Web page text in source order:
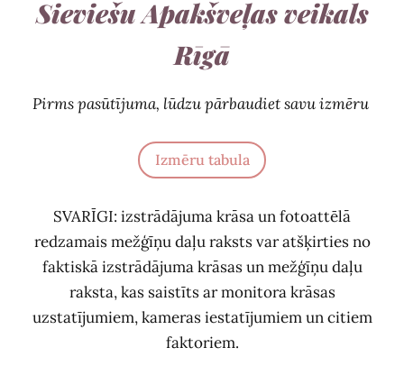
Sieviešu Apakšveļas veikals
Rīgā
Pirms pasūtījuma, lūdzu pārbaudiet savu izmēru
Izmēru tabula
SVARĪGI: izstrādājuma krāsa un fotoattēlā
redzamais mežģīņu daļu raksts var atšķirties no
faktiskā izstrādājuma krāsas un mežģīņu daļu
raksta, kas saistīts ar monitora krāsas
uzstatījumiem, kameras iestatījumiem un citiem
faktoriem.